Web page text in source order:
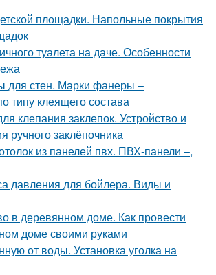
площадки. Напольные покрытия
туалета на даче. Особенности
для стен. Марки фанеры –
типу клеящего состава
клепания заклепок. Устройство и
ручного заклёпочника
из панелей пвх. ПВХ-панели –,
давления для бойлера. Виды и
в деревянном доме. Как провести
доме своими руками
от воды. Установка уголка на